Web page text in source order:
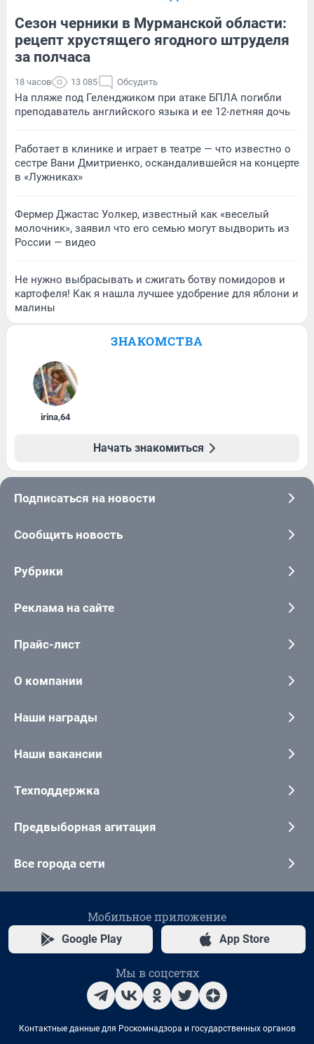
Сезон черники в Мурманской области:
рецепт хрустящего ягодного штруделя
за полчаса
18 часов 13 085 Обсудить
На пляже под Геленджиком при атаке БПЛА погибли
преподаватель английского языка и ее 12-летняя дочь
Работает в клинике и играет в театре — что известно о
сестре Вани Дмитриенко, оскандалившейся на концерте
в «Лужниках»
Фермер Джастас Уолкер, известный как «веселый
молочник», заявил что его семью могут выдворить из
России — видео
Не нужно выбрасывать и сжигать ботву помидоров и
картофеля! Как я нашла лучшее удобрение для яблони и
малины
ЗНАКОМСТВА
irina,64
Начать знакомиться
Подписаться на новости
Сообщить новость
Рубрики
Реклама на сайте
Прайс-лист
О компании
Наши награды
Наши вакансии
Техподдержка
Предвыборная агитация
Все города сети
Мобильное приложение
Google Play App Store
Мы в соцсетях
Контактные данные для Роскомнадзора и государственных органов